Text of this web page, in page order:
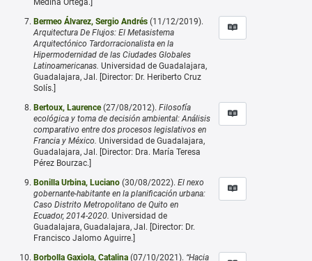
Bermeo Álvarez, Sergio Andrés (11/12/2019).
Arquitectura De Flujos: El Metasistema
Arquitectónico Tardorracionalista en la
Hipermodernidad de las Ciudades Globales
Latinoamericanas. Universidad de Guadalajara,
Guadalajara, Jal. [Director: Dr. Heriberto Cruz
Solís.]
Bertoux, Laurence (27/08/2012). Filosofía
ecológica y toma de decisión ambiental: Análisis
comparativo entre dos procesos legislativos en
Francia y México. Universidad de Guadalajara,
Guadalajara, Jal. [Director: Dra. María Teresa
Pérez Bourzac.]
Bonilla Urbina, Luciano (30/08/2022). El nexo
gobernante-habitante en la planificación urbana:
Caso Distrito Metropolitano de Quito en
Ecuador, 2014-2020. Universidad de
Guadalajara, Guadalajara, Jal. [Director: Dr.
Francisco Jalomo Aguirre.]
Borbolla Gaxiola, Catalina (07/10/2021). “Hacia